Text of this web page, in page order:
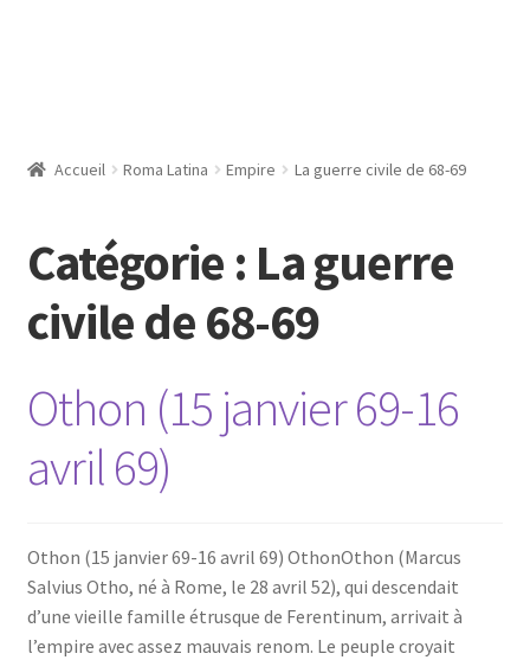
Accueil Roma Latina Empire La guerre civile de 68-69
Catégorie : La guerre
civile de 68-69
Othon (15 janvier 69-16
avril 69)
Othon (15 janvier 69-16 avril 69) OthonOthon (Marcus
Salvius Otho, né à Rome, le 28 avril 52), qui descendait
d’une vieille famille étrusque de Ferentinum, arrivait à
l’empire avec assez mauvais renom. Le peuple croyait